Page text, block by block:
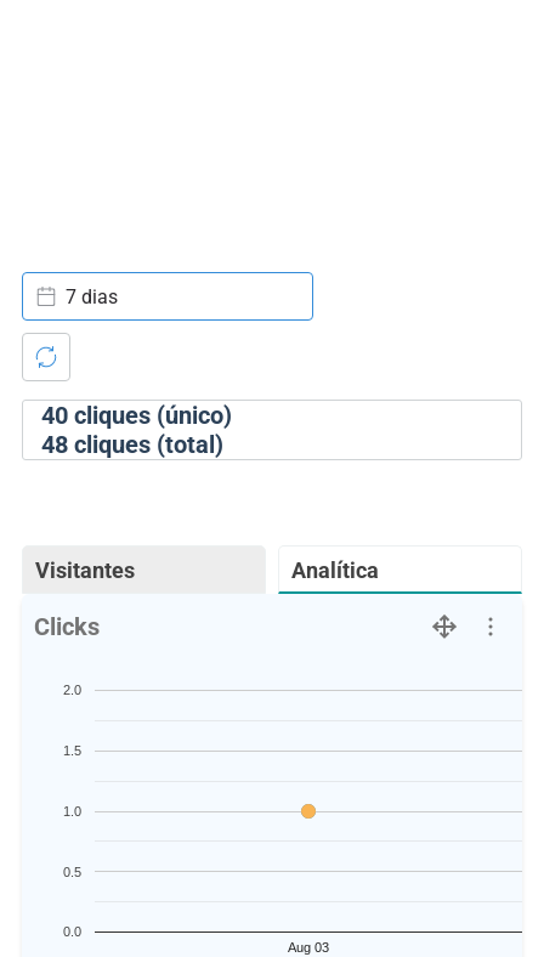
40cliques (único)
48cliques (total)
7 dias
Visitantes Analítica
Clicks
Aug 03
0.0
0.5
1.0
1.5
2.0